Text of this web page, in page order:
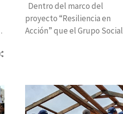
Dentro del marco del
proyecto “Resiliencia en
Acción” que el Grupo Social
Vida
en